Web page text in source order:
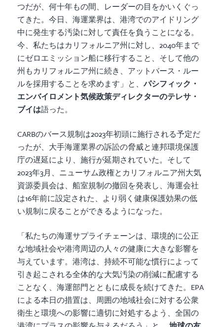
つだが、何十年もの間、レーダーの目をかいくぐっ
てきた。今日、海運業界は、港湾でのアイドリング
中に発生する汚染に対して責任を負うことになる。
今、私たちはカリフォルニア州に対し、2040年まで
にゼロエミッション船に移行すること、そして他の
州もカリフォルニア州に続き、アットバース・ルー
ルを採用することを求めます」と、パシフィック・
エンバイロメント気候政策ディレクターのテレサ・
ブイは語った。
CARBのバース規制は2023年初頭に施行される予定だ
ったが、大手海運業界の訴訟の脅威と連邦環境保護
庁の遅延により、施行が延期されていた。そして
2023年3月、ニューサム政権とカリフォルニア州大気
資源委員会は、船室規制の撤回を発表し、海運会社
は16年前に設定された、より弱く健康保護効果の低
い規制に戻ることができるようになった。
「私たちの海運サプライチェーンは、環境的に公正
な地域社会や港湾周辺の人々の健康に大きな影響を
与えています。港湾は、持続不可能な慣行によって
引き起こされる全体的な大気汚染の削減に配慮する
ことなく、海運部門とともに成長を続けてきた。EPA
による本日の措置は、周囲の地域社会に対する公衆
衛生と環境への影響に適切に対処するよう、全国の